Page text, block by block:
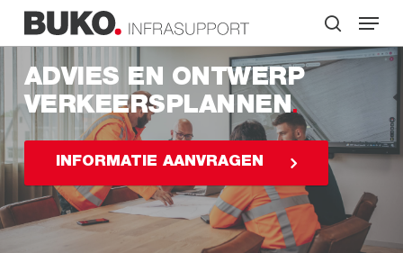
Skip
main
content
Menu
ADVIES EN ONTWERP
VERKEERSPLANNEN
INFORMATIE AANVRAGEN
Close